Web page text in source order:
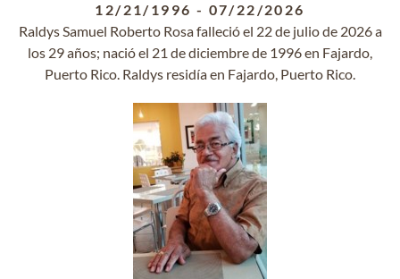
12/21/1996 - 07/22/2026
Raldys Samuel Roberto Rosa falleció el 22 de julio de 2026 a
los 29 años; nació el 21 de diciembre de 1996 en Fajardo,
Puerto Rico. Raldys residía en Fajardo, Puerto Rico.